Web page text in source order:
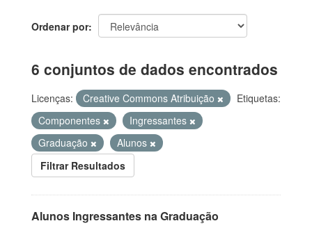
Ordenar por
6 conjuntos de dados encontrados
Licenças: Creative Commons Atribuição
Etiquetas:
Componentes
Ingressantes
Graduação
Alunos
Filtrar Resultados
Alunos Ingressantes na Graduação